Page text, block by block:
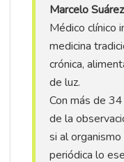
Marcelo Suárez
Médico clínico
medicina
crónica,
de luz.
Con más de
de la
si al
periódica lo